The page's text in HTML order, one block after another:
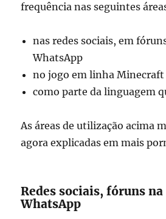
frequência nas seguintes
nas redes sociais, em
WhatsApp
no jogo em linha Minecraft
como parte da linguagem
As áreas de utilização acima
agora explicadas em mais
Redes sociais, fóruns
WhatsApp